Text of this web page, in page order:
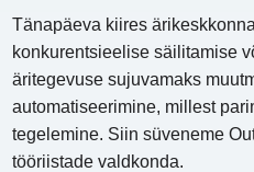
Tänapäeva kiires
konkurentsieelise säilitamise
äritegevuse sujuvamaks
automatiseerimine, millest
tegelemine. Siin süveneme
tööriistade valdkonda.